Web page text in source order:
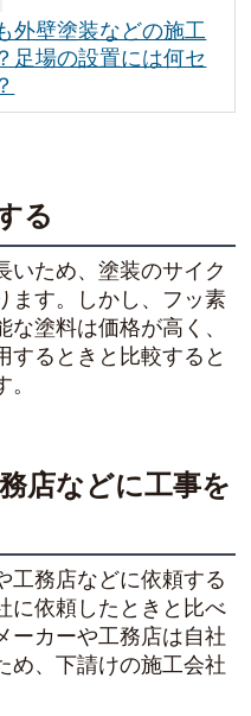
外壁塗装などの施工
足場の設置には何セ
る
いため、塗装のサイク
ます。しかし、フッ素
塗料は価格が高く、
するときと比較すると
店などに工事を
工務店などに依頼する
に依頼したときと比べ
ーカーや工務店は自社
め、下請けの施工会社